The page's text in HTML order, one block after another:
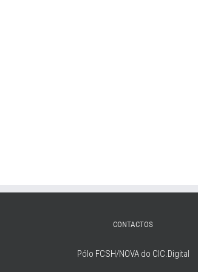
CONTACTOS
Pólo FCSH/NOVA do CIC.Digital